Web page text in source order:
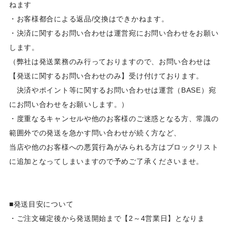
ねます
・お客様都合による返品/交換はできかねます。
・決済に関するお問い合わせは運営宛にお問い合わせをお願い
します。
（弊社は発送業務のみ行っておりますので、お問い合わせは
【発送に関するお問い合わせのみ】受け付けております。
決済やポイント等に関するお問い合わせは運営（BASE）宛
にお問い合わせをお願いします。）
・度重なるキャンセルや他のお客様のご迷惑となる方、常識の
範囲外での発送を急かす問い合わせが続く方など、
当店や他のお客様への悪質行為がみられる方はブロックリスト
に追加となってしまいますので予めご了承くださいませ。
■発送目安について
・ご注文確定後から発送開始まで【2～4営業日】となりま